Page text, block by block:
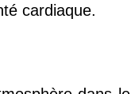
cardiaque.